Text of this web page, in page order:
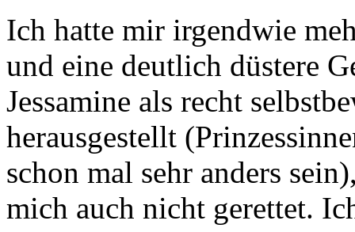
Ich hatte mir irgendwie
und eine deutlich düstere
Jessamine als recht
herausgestellt
schon mal sehr anders
mich auch nicht gerettet.